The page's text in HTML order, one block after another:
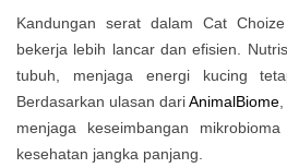
Kandungan serat dalam Cat
bekerja lebih lancar dan efisien.
tubuh, menjaga energi kucing
Berdasarkan ulasan dari AnimalBiome
menjaga keseimbangan
kesehatan jangka panjang.